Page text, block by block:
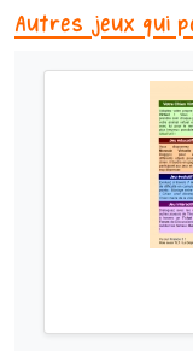
Autres jeux qui